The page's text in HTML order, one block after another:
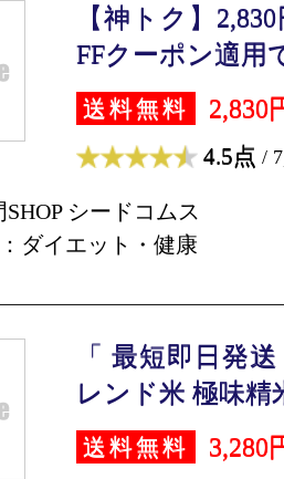
【神トク】
FFクーポン適用
送料無料 2,830
4.5点 /
シードコムス
ダイエット・健康
「 最短即日発
レンド米 極味精
送料無料 3,280